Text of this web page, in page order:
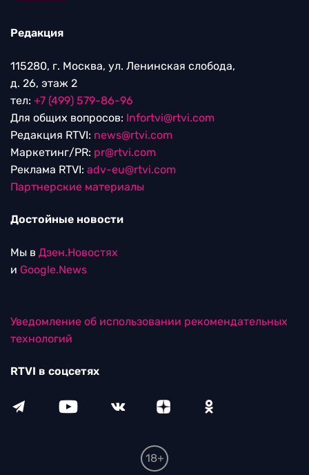
Редакция
115280, г. Москва, ул. Ленинская слобода,
д. 26, этаж 2
тел: +7 (499) 579-86-96
Для общих вопросов: Infortvi@rtvi.com
Редакция RTVI: news@rtvi.com
Маркетинг/PR: pr@rtvi.com
Реклама RTVI: adv-eu@rtvi.com
Партнерские материалы
Достойные новости
Мы в Дзен.Новостях
и Google.News
Уведомление об использовании рекомендательных
технологий
RTVI в соцсетях
18+